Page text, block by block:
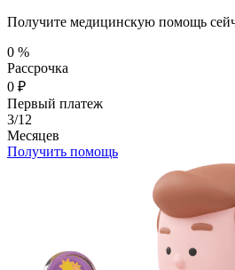
Получите медицинскую помощь
0 %
Рассрочка
0 ₽
Первый платеж
3/12
Месяцев
Получить помощь